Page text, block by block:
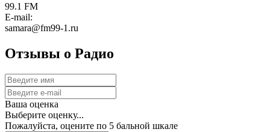
99.1 FM
E-mail:
samara@fm99-1.ru
Отзывы о Радио
Ваша оценка
Выберите оценку...
Пожалуйста, оцените по 5 бальной шкале